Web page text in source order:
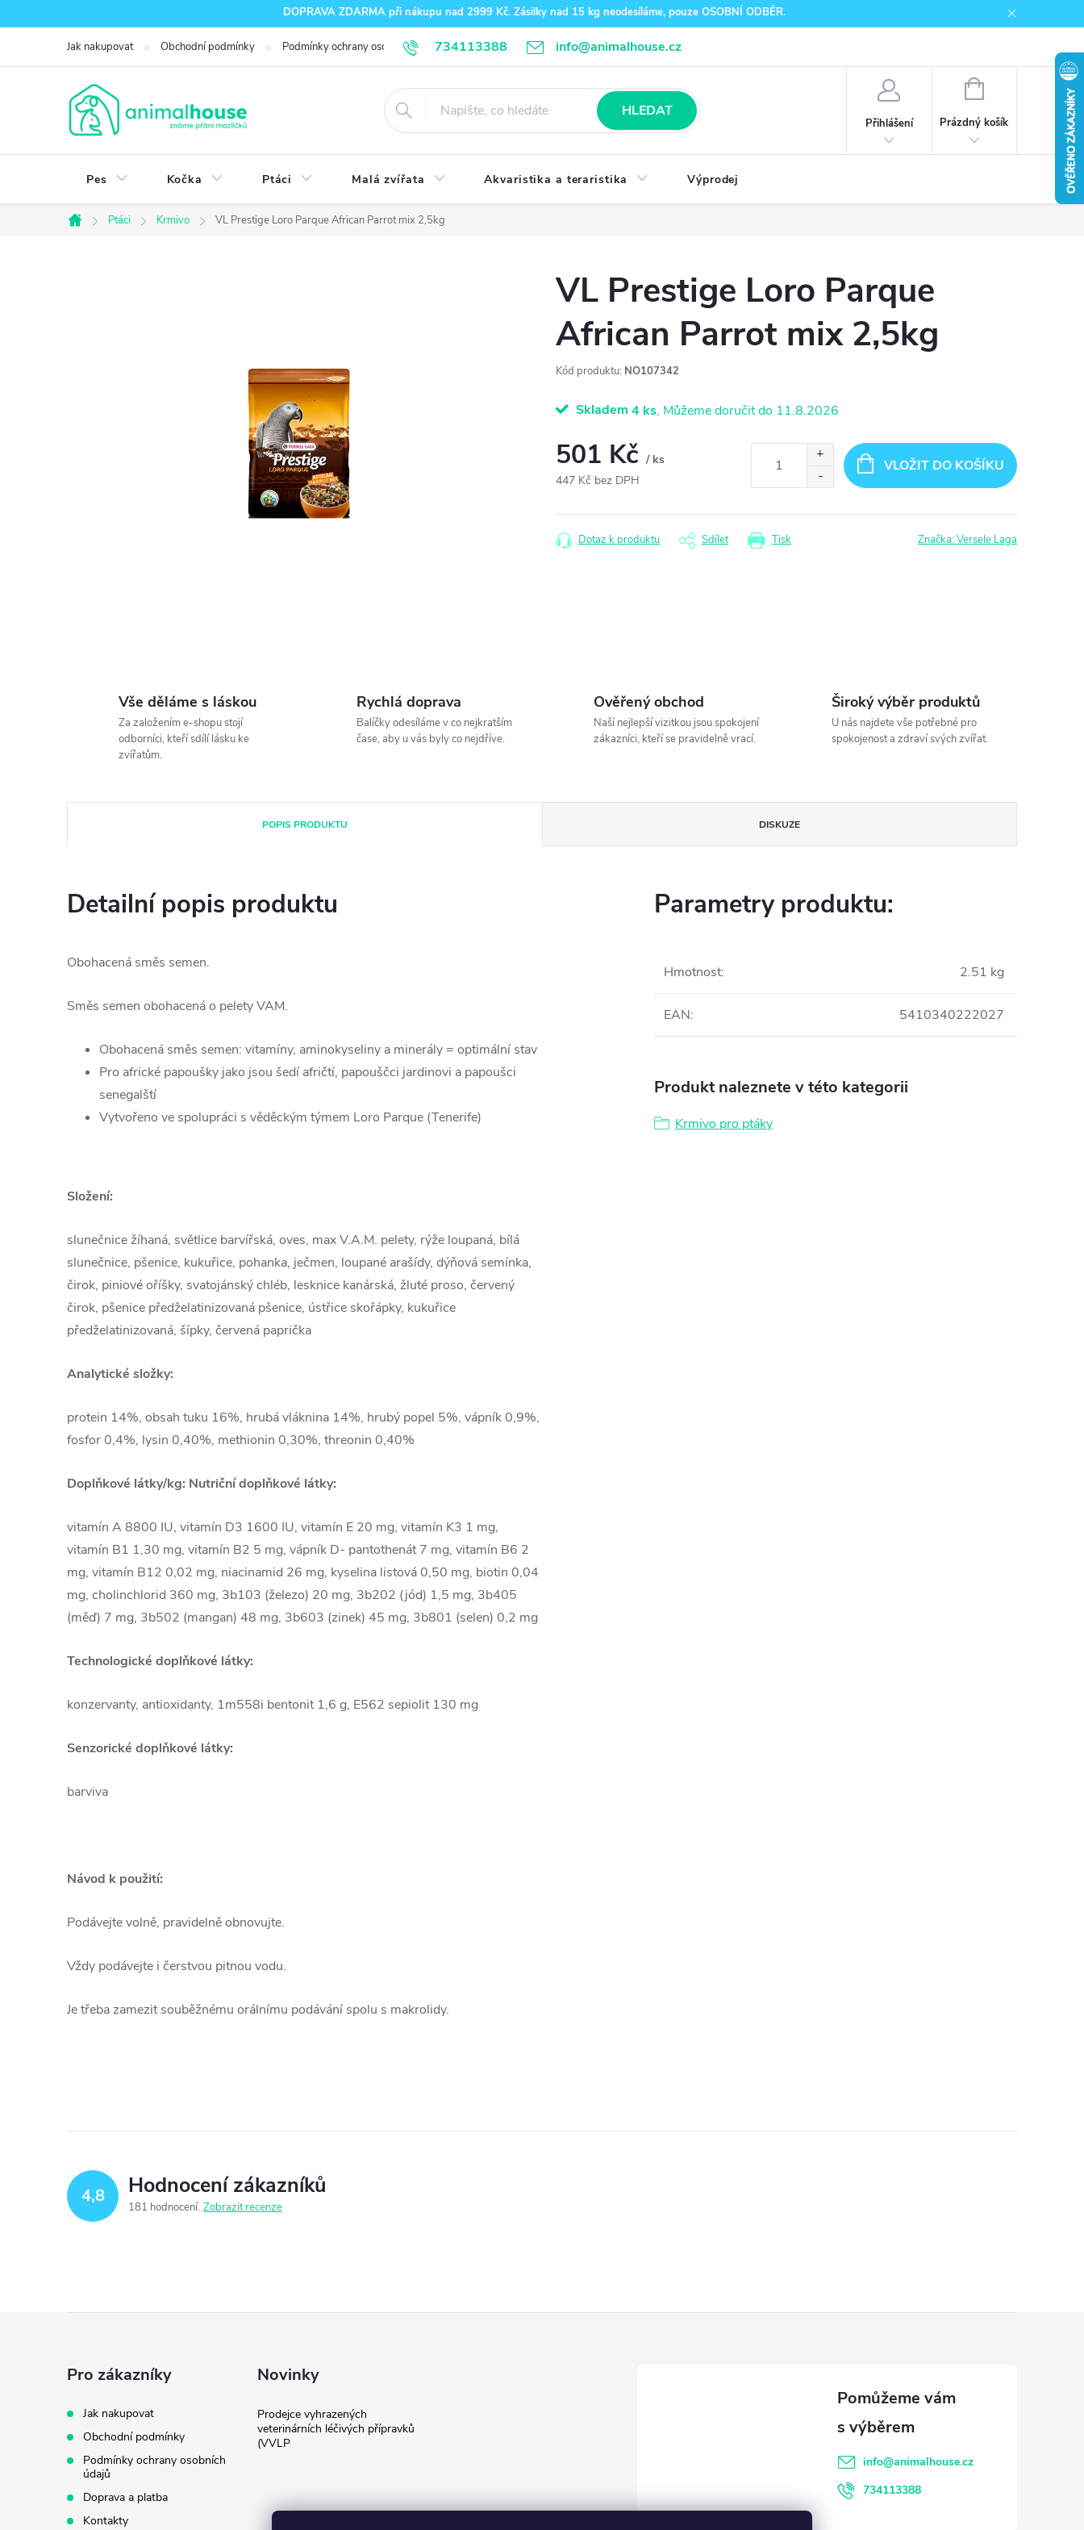
na
DOPRAVA ZDARMA při nákupu nad 2999 Kč. Zásilky nad 15 kg neodesíláme, pouze OSOBNÍ ODBĚR.
734113388 info@animalhouse.cz
Jak nakupovat Obchodní podmínky Podmínky ochrany osobních údajů Doprava a platba Kontakty
HLEDAT
Přihlášení
NÁKUPNÍ
Prázdný košík
Pes Kočka Ptáci Malá zvířata Akvaristika a teraristika Výprodej
Domů
Ptáci Krmivo VL Prestige Loro Parque African Parrot mix 2,5kg
VL Prestige Loro Parque
African Parrot mix 2,5kg
Kód produktu: NO107342
Skladem 4 ks 11.8.2026
501 Kč / ks
447 Kč bez DPH
cena:
VLOŽIT DO KOŠÍKU
Tisk
Dotaz k produktu Sdílet Značka:Versele Laga
Vše děláme s láskou
Za založením e-shopu stojí
odborníci, kteří sdílí lásku ke
zvířatům.
Rychlá doprava
Balíčky odesíláme v co nejkratším
čase, aby u vás byly co nejdříve.
Ověřený obchod
Naší nejlepší vizitkou jsou spokojení
zákazníci, kteří se pravidelně vrací.
Široký výběr produktů
U nás najdete vše potřebné pro
spokojenost a zdraví svých zvířat.
POPIS PRODUKTU DISKUZE
Detailní popis produktu
Obohacená směs semen.
Směs semen obohacená o pelety VAM.
Obohacená směs semen: vitamíny, aminokyseliny a minerály = optimální stav
Pro africké papoušky jako jsou šedí afričtí, papouščci jardinovi a papoušci
senegalští
Vytvořeno ve spolupráci s věděckým týmem Loro Parque (Tenerife)
Složení:
slunečnice žíhaná, světlice barvířská, oves, max V.A.M. pelety, rýže loupaná, bílá
slunečnice, pšenice, kukuřice, pohanka, ječmen, loupané arašídy, dýňová semínka,
čirok, piniové oříšky, svatojánský chléb, lesknice kanárská, žluté proso, červený
čirok, pšenice předželatinizovaná pšenice, ústřice skořápky, kukuřice
předželatinizovaná, šípky, červená paprička
Analytické složky:
protein 14%, obsah tuku 16%, hrubá vláknina 14%, hrubý popel 5%, vápník 0,9%,
fosfor 0,4%, lysin 0,40%, methionin 0,30%, threonin 0,40%
Doplňkové látky/kg: Nutriční doplňkové látky:
vitamín A 8800 IU, vitamín D3 1600 IU, vitamín E 20 mg, vitamín K3 1 mg,
vitamín B1 1,30 mg, vitamín B2 5 mg, vápník D- pantothenát 7 mg, vitamín B6 2
mg, vitamín B12 0,02 mg, niacinamid 26 mg, kyselina listová 0,50 mg, biotin 0,04
mg, cholinchlorid 360 mg, 3b103 (železo) 20 mg, 3b202 (jód) 1,5 mg, 3b405
(měď) 7 mg, 3b502 (mangan) 48 mg, 3b603 (zinek) 45 mg, 3b801 (selen) 0,2 mg
Technologické doplňkové látky:
konzervanty, antioxidanty, 1m558i bentonit 1,6 g, E562 sepiolit 130 mg
Senzorické doplňkové látky:
barviva
Návod k použití:
Podávejte volně, pravidelně obnovujte.
Vždy podávejte i čerstvou pitnou vodu.
Je třeba zamezit souběžnému orálnímu podávání spolu s makrolidy.
Parametry produktu:
Hmotnost: 2.51 kg
EAN: 5410340222027
Produkt naleznete v této kategorii
Krmivo pro ptáky
4,8 Hodnocení zákazníků
181 hodnocení Zobrazit recenze
Pro zákazníky
Jak nakupovat
Obchodní podmínky
Podmínky ochrany osobních
údajů
Doprava a platba
Kontakty
Novinky
Prodejce vyhrazených
veterinárních léčivých přípravků
(VVLP
info@animalhouse.cz
734113388